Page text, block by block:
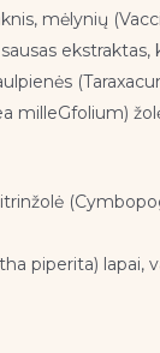
mėlynių
ekstraktas,
milleGfolium)
piperita) lapai,